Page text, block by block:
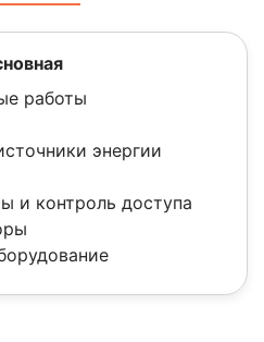
работы
энергии
и контроль доступа